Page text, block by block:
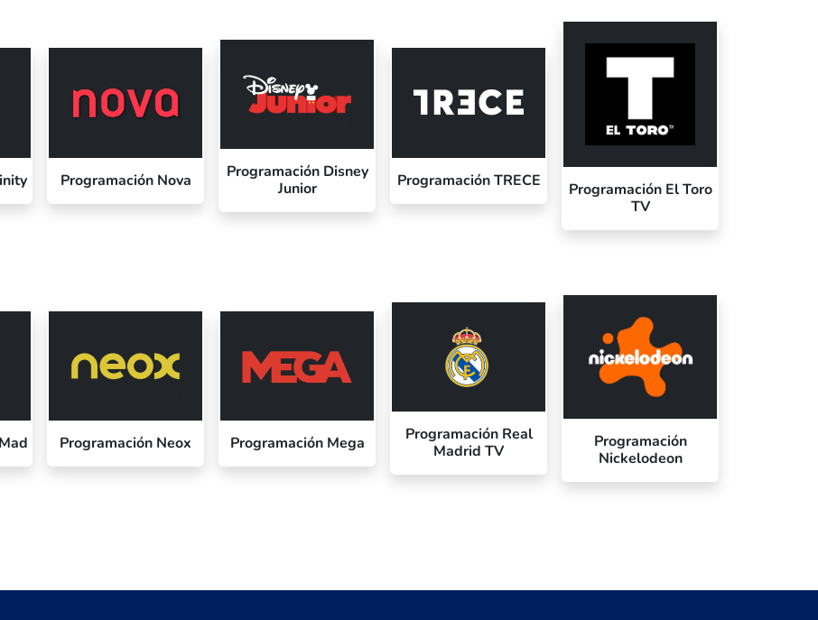
Programación Nova
Programación Disney
Junior
Programación TRECE
Programación El Toro
TV
Programación Neox Programación Mega
Programación Real
Madrid TV
Programación
Nickelodeon